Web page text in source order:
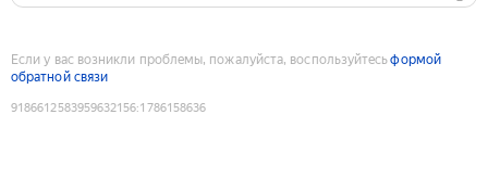
Если у вас возникли проблемы, пожалуйста, воспользуйтесьформой
обратной связи
9186612583959632156:1786158636